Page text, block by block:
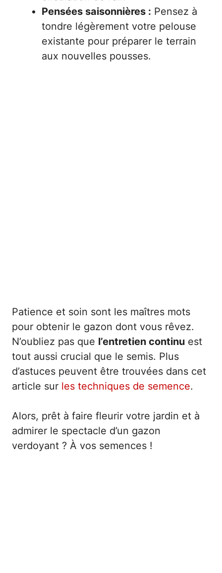
Pensées saisonnières : Pensez à
tondre légèrement votre pelouse
existante pour préparer le terrain
aux nouvelles pousses.
Patience et soin sont les maîtres mots
pour obtenir le gazon dont vous rêvez.
N’oubliez pas que l’entretien continu est
tout aussi crucial que le semis. Plus
d’astuces peuvent être trouvées dans cet
article sur les techniques de semence.
Alors, prêt à faire fleurir votre jardin et à
admirer le spectacle d’un gazon
verdoyant ? À vos semences !